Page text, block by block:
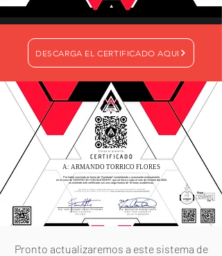
DESCARGA EL CERTIFICADO AQUI
A: ARMANDO TORRICO FLORES
Por haber concluido en forma de "Aprobado" completando y avanzando exitosamente
en el curso de "DISEÑO 3D CON BLENDER", que se llevó a cabo el mes de Octubre del 2022,
se extiende este certificado con una carga horaria de 16 horas académicas.
Pronto actualizaremos a este sistema de